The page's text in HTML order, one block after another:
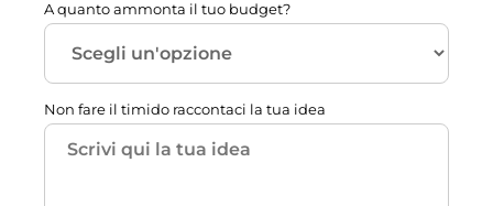
A quanto ammonta il tuo budget?
Non fare il timido raccontaci la tua idea